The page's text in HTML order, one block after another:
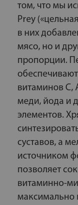
том, что мы
Prey
в них
мясо, но и
пропорции.
витаминов С,
меди, йода и
элементов.
суставов, а
источником
позволяет
витаминно-
максимально